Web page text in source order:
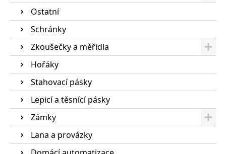
Ostatní
Schránky
Zkoušečky a měřidla
Hořáky
Stahovací pásky
Lepicí a těsnící pásky
Zámky
Lana a provázky